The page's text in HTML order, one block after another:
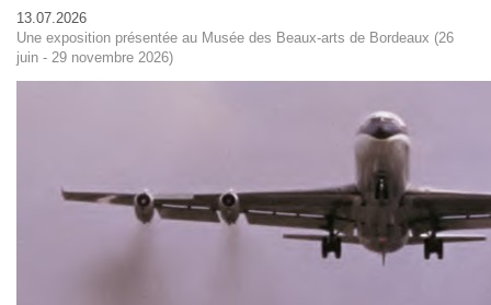
13.07.2026
Une exposition présentée au Musée des Beaux-arts de Bordeaux (26
juin - 29 novembre 2026)